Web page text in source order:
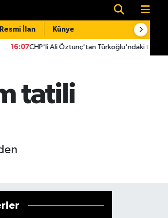
Resmi İlan Künye
Öztunç'tan Türkoğlu'ndaki taş ocağı projesi için
tatili